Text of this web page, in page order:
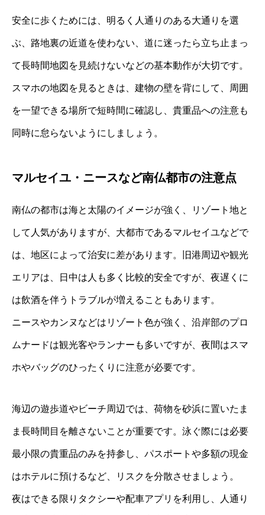
安全に歩くためには、明るく人通りのある大通りを選
ぶ、路地裏の近道を使わない、道に迷ったら立ち止まっ
て長時間地図を見続けないなどの基本動作が大切です。
スマホの地図を見るときは、建物の壁を背にして、周囲
を一望できる場所で短時間に確認し、貴重品への注意も
同時に怠らないようにしましょう。
マルセイユ・ニースなど南仏都市の注意点
南仏の都市は海と太陽のイメージが強く、リゾート地と
して人気がありますが、大都市であるマルセイユなどで
は、地区によって治安に差があります。旧港周辺や観光
エリアは、日中は人も多く比較的安全ですが、夜遅くに
は飲酒を伴うトラブルが増えることもあります。
ニースやカンヌなどはリゾート色が強く、沿岸部のプロ
ムナードは観光客やランナーも多いですが、夜間はスマ
ホやバッグのひったくりに注意が必要です。
海辺の遊歩道やビーチ周辺では、荷物を砂浜に置いたま
ま長時間目を離さないことが重要です。泳ぐ際には必要
最小限の貴重品のみを持参し、パスポートや多額の現金
はホテルに預けるなど、リスクを分散させましょう。
夜はできる限りタクシーや配車アプリを利用し、人通り